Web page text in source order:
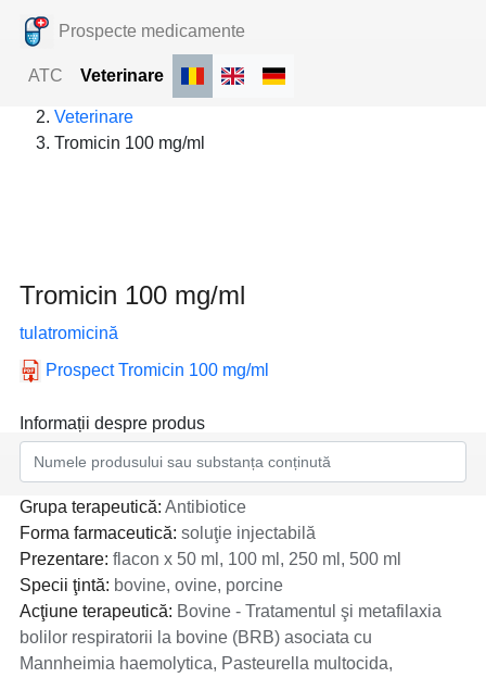
Prospecte medicamente
ATC
Veterinare
Prospecte medicamente
Veterinare
Tromicin 100 mg/ml
Tromicin 100 mg/ml
tulatromicină
ProspectTromicin 100 mg/ml
Informații despre produs
Denumire comercială:
Tromicin 100 mg/ml
Substanţa activă:tulatromicină
Grupa terapeutică: Antibiotice
Forma farmaceutică: soluţie injectabilă
Prezentare: flacon x 50 ml, 100 ml, 250 ml, 500 ml
Specii ţintă: bovine, ovine, porcine
Acţiune terapeutică: Bovine - Tratamentul şi metafilaxia
bolilor respiratorii la bovine (BRB) asociata cu
Mannheimia haemolytica, Pasteurella multocida,